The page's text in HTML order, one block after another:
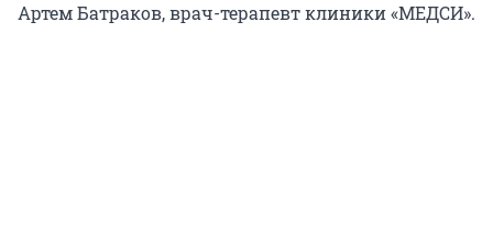
Артем Батраков, врач-терапевт клиники «МЕДСИ».